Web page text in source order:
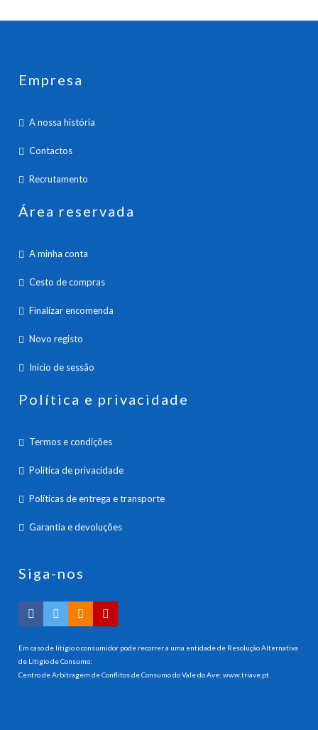
Empresa
A nossa história
Contactos
Recrutamento
Área reservada
A minha conta
Cesto de compras
Finalizar encomenda
Novo registo
Inicio de sessão
Política e privacidade
Termos e condições
Política de privacidade
Políticas de entrega e transporte
Garantia e devoluções
Siga-nos
Em caso de litígio o consumidor pode recorrer a uma entidade de Resolução Alternativa
de Litigio de Consumo:
Centro de Arbitragem de Conflitos de Consumo do Vale do Ave:www.triave.pt